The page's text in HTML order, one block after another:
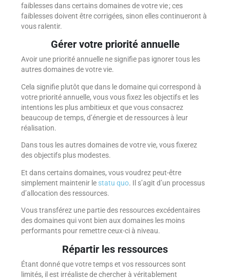
faiblesses dans certains domaines de votre vie ; ces
faiblesses doivent être corrigées, sinon elles continueront à
vous ralentir.
Gérer votre priorité annuelle
Avoir une priorité annuelle ne signifie pas ignorer tous les
autres domaines de votre vie.
Cela signifie plutôt que dans le domaine qui correspond à
votre priorité annuelle, vous vous fixez les objectifs et les
intentions les plus ambitieux et que vous consacrez
beaucoup de temps, d’énergie et de ressources à leur
réalisation.
Dans tous les autres domaines de votre vie, vous fixerez
des objectifs plus modestes.
Et dans certains domaines, vous voudrez peut-être
simplement maintenir le statu quo. Il s’agit d’un processus
d’allocation des ressources.
Vous transférez une partie des ressources excédentaires
des domaines qui vont bien aux domaines les moins
performants pour remettre ceux-ci à niveau.
Répartir les ressources
Étant donné que votre temps et vos ressources sont
limités, il est irréaliste de chercher à véritablement